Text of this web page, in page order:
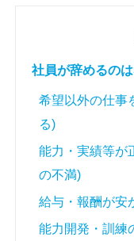
社員が辞めるの
希望以外の仕事
る)
能力・実績等が
の不満)
給与・報酬が安
能力開発・訓練